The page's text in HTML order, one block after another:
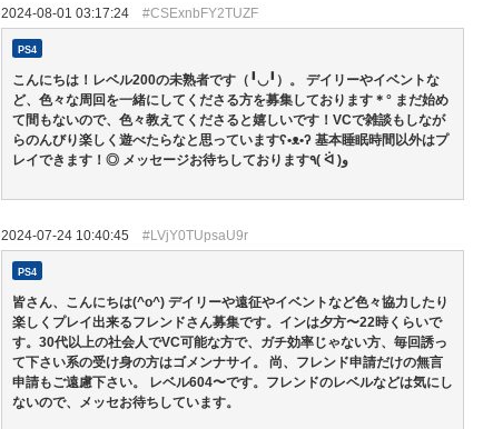
2024-08-01 03:17:24 #CSExnbFY2TUZF
PS4
こんにちは！レベル200の未熟者です（╹◡╹）。 デイリーやイベントな
ど、色々な周回を一緒にしてくださる方を募集しております＊° まだ始め
て間もないので、色々教えてくださると嬉しいです！VCで雑談もしなが
らのんびり楽しく遊べたらなと思っていますʕ•ᴥ•ʔ 基本睡眠時間以外はプ
レイできます！◎ メッセージお待ちしております٩( ᐛ )و
2024-07-24 10:40:45 #LVjY0TUpsaU9r
PS4
皆さん、こんにちは(^o^) デイリーや遠征やイベントなど色々協力したり
楽しくプレイ出来るフレンドさん募集です。インは夕方〜22時くらいで
す。30代以上の社会人でVC可能な方で、ガチ効率じゃない方、毎回誘っ
て下さい系の受け身の方はゴメンナサイ。 尚、フレンド申請だけの無言
申請もご遠慮下さい。 レベル604〜です。フレンドのレベルなどは気にし
ないので、メッセお待ちしています。